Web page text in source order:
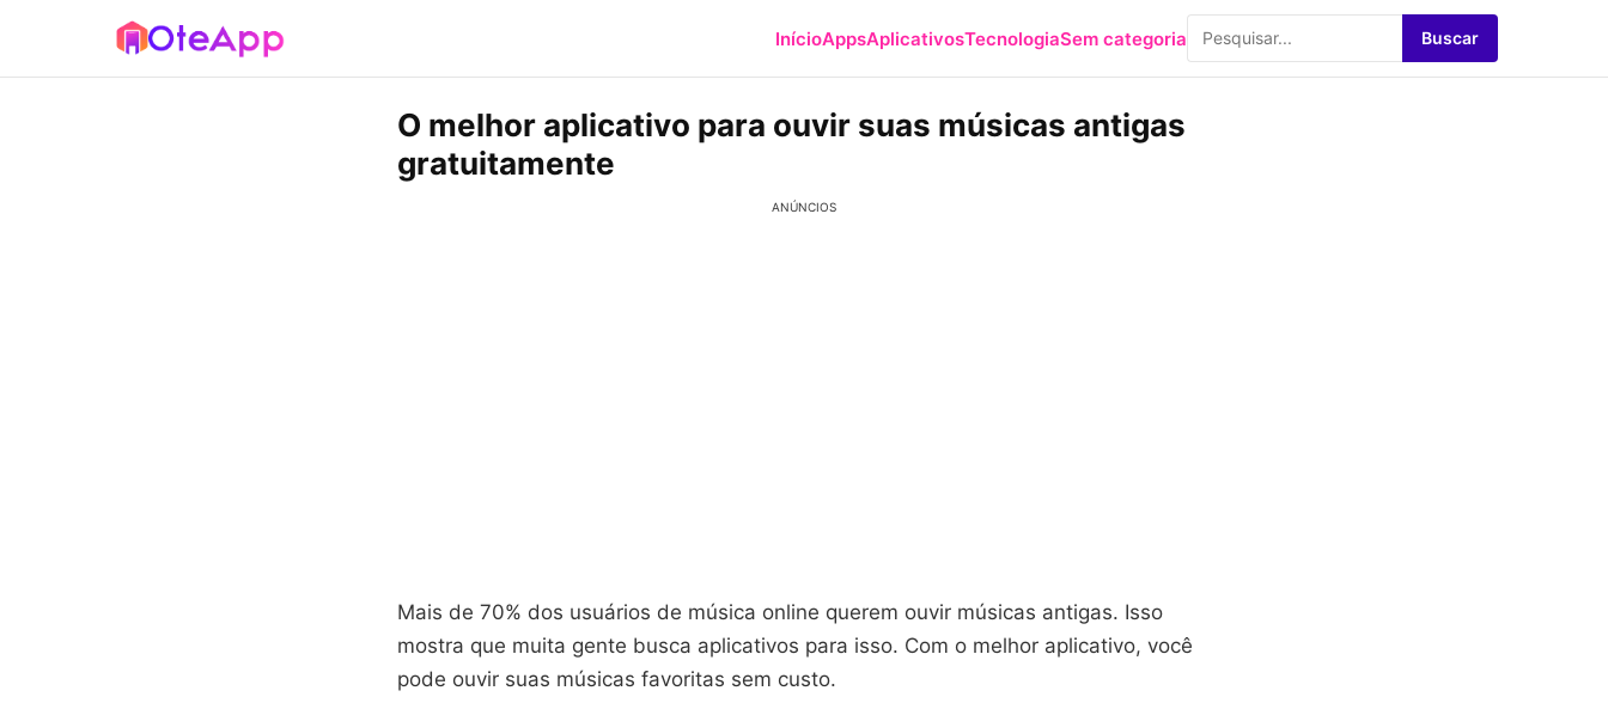
InícioAppsAplicativosTecnologiaSem categoria Buscar
O melhor aplicativo para ouvir suas músicas antigas
gratuitamente
ANÚNCIOS
Mais de 70% dos usuários de música online querem ouvir músicas antigas. Isso
mostra que muita gente busca aplicativos para isso. Com o melhor aplicativo, você
pode ouvir suas músicas favoritas sem custo.